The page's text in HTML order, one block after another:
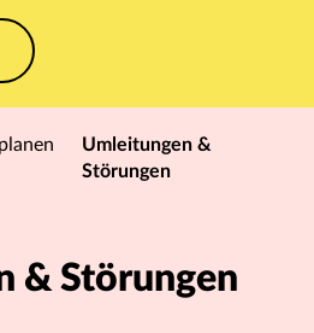
Umleitungen &
Störungen
& Störungen